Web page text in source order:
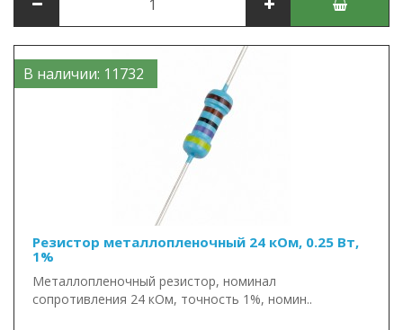
В наличии: 11732
Резистор металлопленочный 24 кОм, 0.25 Вт,
1%
Металлопленочный резистор, номинал
сопротивления 24 кОм, точность 1%, номин..